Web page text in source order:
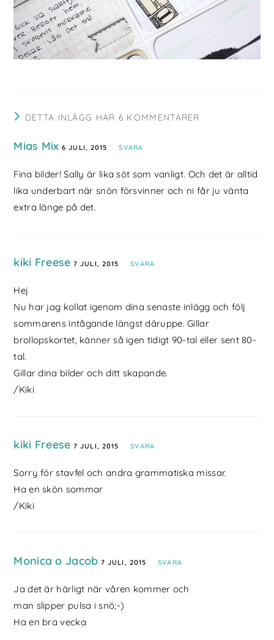
DETTA INLÄGG HAR 6 KOMMENTARER
Mias Mix 6 JULI, 2015 SVARA
Fina bilder! Sally är lika söt som vanligt. Och det är alltid
lika underbart när snön försvinner och ni får ju vänta
extra länge på det.
kiki Freese 7 JULI, 2015 SVARA
Hej
Nu har jag kollat igenom dina senaste inlägg och följ
sommarens intågande längst däruppe. Gillar
brollopskortet, känner så igen tidigt 90-tal eller sent 80-
tal.
Gillar dina bilder och ditt skapande.
/Kiki
kiki Freese 7 JULI, 2015 SVARA
Sorry för stavfel och andra grammatiska missar.
Ha en skön sommar
/Kiki
Monica o Jacob 7 JULI, 2015 SVARA
Ja det är härligt när våren kommer och
man slipper pulsa i snö;-)
Ha en bra vecka